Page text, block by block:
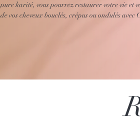
pure karité, vous pourrez restaurer votre vie et
de vos cheveux bouclés, crépus ou ondulés avec